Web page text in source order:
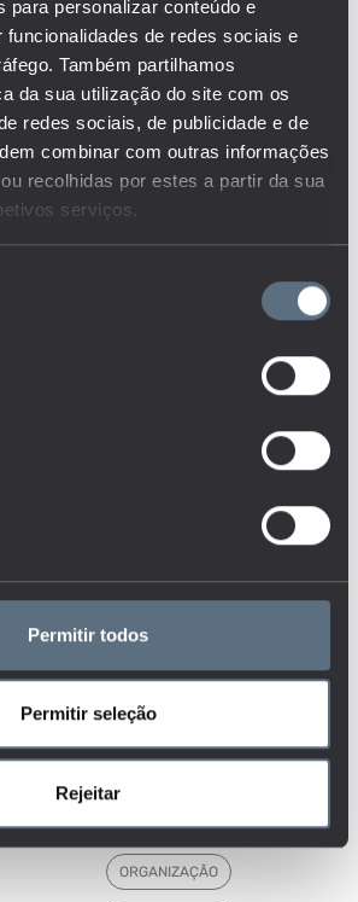
para personalizar conteúdo e
funcionalidades de redes sociais e
Também partilhamos
da sua utilização do site com os
redes sociais, de publicidade e de
combinar com outras informações
recolhidas por estes a partir da sua
serviços.
Permitir todos
Permitir seleção
Rejeitar
OUTRAS VIAS
ALTERNATIVAS
ENSINO SECUNDÁRIO
ENSINO SUPERIOR
FORMAÇÃO DE ADULTOS
INVESTIGAÇÃO, CIÊNCIA E
MORTALIDADE NEE
ORGANIZAÇÃO